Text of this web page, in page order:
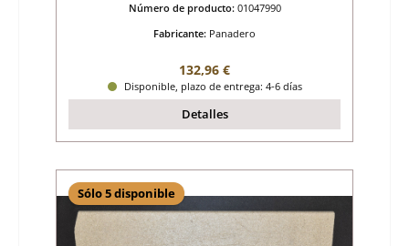
Número de producto: 01047990
Fabricante: Panadero
Precio normal:
132,96 €
Disponible, plazo de entrega: 4-6 días
Detalles
Sólo 5 disponible